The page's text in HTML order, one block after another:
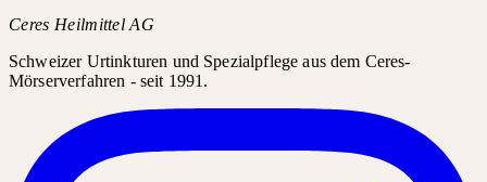
Ceres Heilmittel AG
Schweizer Urtinkturen und Spezialpflege aus dem Ceres-
Mörserverfahren - seit 1991.